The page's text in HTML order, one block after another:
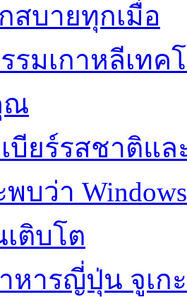
สบายทุกเมื่อ
รมเกาหลีเท
ณ
บียร์รสชาติแ
บว่า
ติบโต
หารญี่ปุ่น จูเก